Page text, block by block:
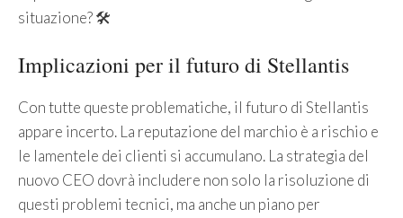
situazione? 🛠️
Implicazioni per il futuro di Stellantis
Con tutte queste problematiche, il futuro di Stellantis
appare incerto. La reputazione del marchio è a rischio e
le lamentele dei clienti si accumulano. La strategia del
nuovo CEO dovrà includere non solo la risoluzione di
questi problemi tecnici, ma anche un piano per